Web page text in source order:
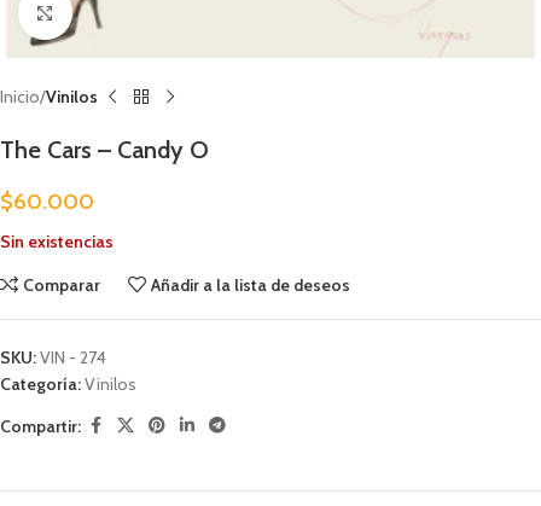
Clic para ampliar
Inicio Vinilos
The Cars – Candy O
$60.000
Sin existencias
Comparar
Añadir a la lista de deseos
SKU:VIN - 274
Categoría:Vinilos
Compartir: